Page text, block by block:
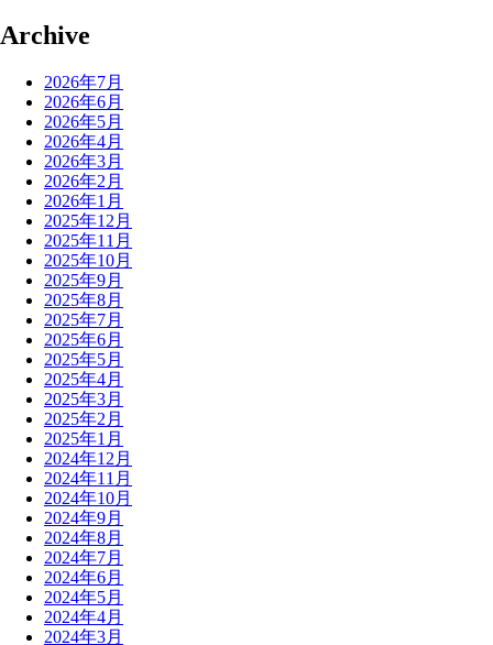
Archive
2026年7月
2026年6月
2026年5月
2026年4月
2026年3月
2026年2月
2026年1月
2025年12月
2025年11月
2025年10月
2025年9月
2025年8月
2025年7月
2025年6月
2025年5月
2025年4月
2025年3月
2025年2月
2025年1月
2024年12月
2024年11月
2024年10月
2024年9月
2024年8月
2024年7月
2024年6月
2024年5月
2024年4月
2024年3月